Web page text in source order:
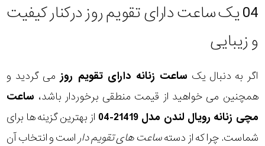
04 یک ساعت دارای تقویم روز درکنار کیفیت
و زیبایی
اگر به دنبال یک ساعت زنانه دارای تقویم روز می گردید و
همچنین می خواهید از قیمت منطقی برخوردار باشد، ساعت
مچی زنانه رویال لندن مدل 21419-04
از بهترین گزینه ها برای
شماست. چرا که از دستهساعت های تقویم دار است و انتخاب آن